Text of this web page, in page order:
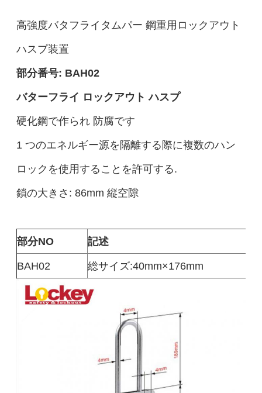
高強度バタフライタムパー 鋼重用ロックアウト
ハスプ装置
部分番号: BAH02
バターフライ ロックアウト ハスプ
硬化鋼で作られ 防腐です
1 つのエネルギー源を隔離する際に複数のハン
ロックを使用することを許可する.
鎖の大きさ: 86mm 縦空隙
部分NO
記述
BAH02
総サイズ:40mm×176mm